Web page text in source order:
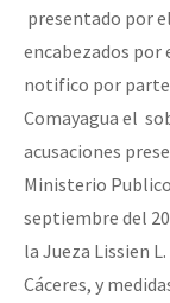
presentado por
encabezados por
notifico por parte
Comayagua el
acusaciones
Ministerio
septiembre del
la Jueza Lissien
Cáceres, y